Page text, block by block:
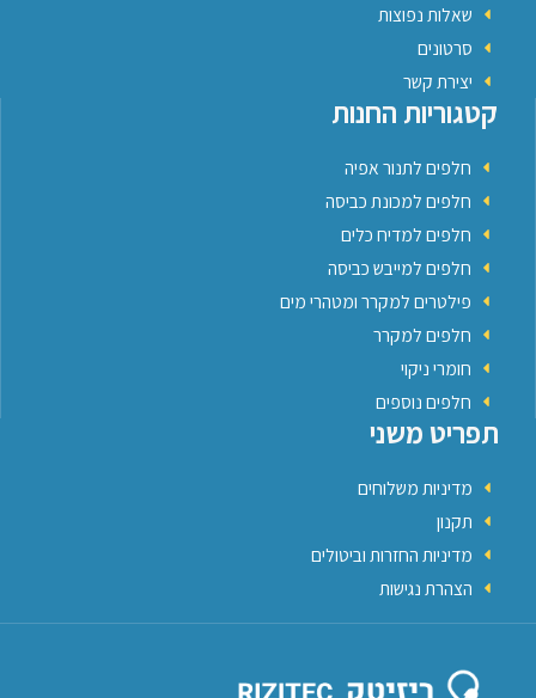
שאלות נפוצות
סרטונים
יצירת קשר
קטגוריות החנות
חלפים לתנור אפיה
חלפים למכונת כביסה
חלפים למדיח כלים
חלפים למייבש כביסה
פילטרים למקרר ומטהרי מים
חלפים למקרר
חומרי ניקוי
חלפים נוספים
תפריט משני
מדיניות משלוחים
תקנון
מדיניות החזרות וביטולים
הצהרת נגישות